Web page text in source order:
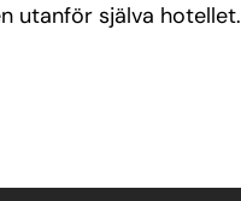
utanför själva hotellet.